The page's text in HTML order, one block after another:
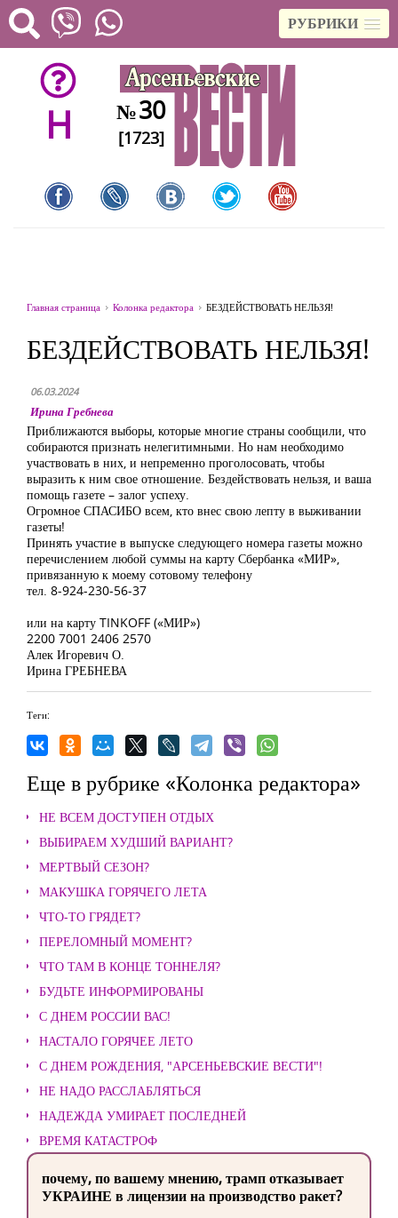
РУБРИКИ
H №30
[1723]
Главная страница Колонка редактора БЕЗДЕЙСТВОВАТЬ НЕЛЬЗЯ!
БЕЗДЕЙСТВОВАТЬ НЕЛЬЗЯ!
06.03.2024
Ирина Гребнева
Приближаются выборы, которые многие страны сообщили, что
собираются признать нелегитимными. Но нам необходимо
участвовать в них, и непременно проголосовать, чтобы
выразить к ним свое отношение. Бездействовать нельзя, и ваша
помощь газете – залог успеху.
Огромное СПАСИБО всем, кто внес свою лепту в выживании
газеты!
Принять участие в выпуске следующего номера газеты можно
перечислением любой суммы на карту Сбербанка «МИР»,
привязанную к моему сотовому телефону
тел. 8-924-230-56-37
или на карту TINKOFF («МИР»)
2200 7001 2406 2570
Алек Игоревич О.
Ирина ГРЕБНЕВА
Теги:
Еще в рубрике «Колонка редактора»
НЕ ВСЕМ ДОСТУПЕН ОТДЫХ
ВЫБИРАЕМ ХУДШИЙ ВАРИАНТ?
МЕРТВЫЙ СЕЗОН?
МАКУШКА ГОРЯЧЕГО ЛЕТА
ЧТО-ТО ГРЯДЕТ?
ПЕРЕЛОМНЫЙ МОМЕНТ?
ЧТО ТАМ В КОНЦЕ ТОННЕЛЯ?
БУДЬТЕ ИНФОРМИРОВАНЫ
С ДНЕМ РОССИИ ВАС!
НАСТАЛО ГОРЯЧЕЕ ЛЕТО
С ДНЕМ РОЖДЕНИЯ, "АРСЕНЬЕВСКИЕ ВЕСТИ"!
НЕ НАДО РАССЛАБЛЯТЬСЯ
НАДЕЖДА УМИРАЕТ ПОСЛЕДНЕЙ
ВРЕМЯ КАТАСТРОФ
почему, по вашему мнению, трамп отказывает
УКРАИНЕ в лицензии на производство ракет?